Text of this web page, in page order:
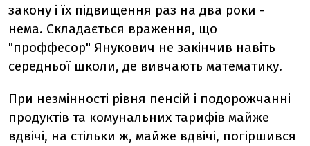
закону і їх підвищення раз на два роки -
нема. Складається враження, що
"проффесор" Янукович не закінчив навіть
середньої школи, де вивчають математику.
При незмінності рівня пенсій і подорожчанні
продуктів та комунальних тарифів майже
вдвічі, на стільки ж, майже вдвічі, погіршився